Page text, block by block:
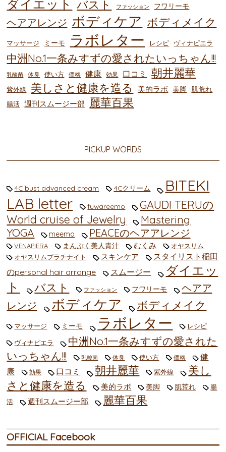
ダイエット バスト ファッション フワリーモ
ヘアアレンジ ボディケア ボディメイク
マッサージ ミーモ ラボレター レシピ ヴィナピエラ
中洲No.1一条みすずの愛されたいっちゃん!!!
乳酸菌 体臭 使い方 価格 健康 効果 口コミ 朝井麗華
紫外線 美しさと健康を造る 美的ラボ 美脚 肌荒れ
腸活 週刊スムージー部 麗華百果
PICKUP WORDS
4C bust advanced cream 4Cクリーム
BITEKI
LAB letter
fuwareemo
GAUDI TERUの
World cruise of Jewelry
Mastering
YOGA
meemo PEACEのヘアアレンジ
VENAPIERA まんぷく美人青汁 むくみ
オヤスリム
オヤスリムプラチナイト
スキンケア
スタイリスト稲田
のpersonal hair arrange
スムージー
ダイエッ
ト
バスト ファッション フワリーモ
ヘアア
レンジ
ボディケア ボディメイク
マッサージ ミーモ ラボレター レシピ
ヴィナピエラ
中洲No.1一条みすずの愛された
いっちゃん!!!
乳酸菌 体臭 使い方 価格
健
康
効果 口コミ 朝井麗華 紫外線
美し
さと健康を造る
美的ラボ 美脚 肌荒れ
腸
活
週刊スムージー部 麗華百果
OFFICIAL Facebook